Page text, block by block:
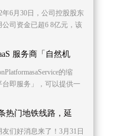
年6月30日，公司控股股东
司资金已超6 8亿元，该
服务商「自然机
的缩
即服务」，可以提供一
热门地铁线路，延
们好消息来了！3月31日